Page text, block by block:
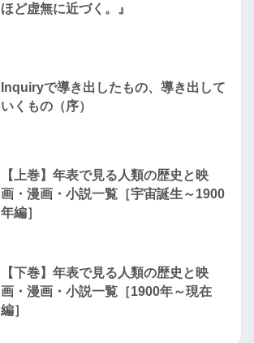
ほど虚無に近づく。』
Inquiryで導き出したもの、導き出して
いくもの（序）
【上巻】年表で見る人類の歴史と映
画・漫画・小説一覧［宇宙誕生～1900
年編］
【下巻】年表で見る人類の歴史と映
画・漫画・小説一覧［1900年～現在
編］